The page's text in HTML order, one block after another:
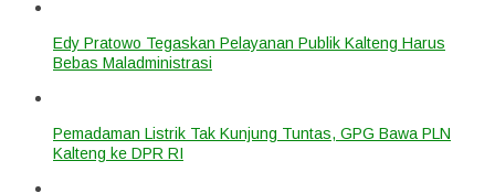
Edy Pratowo Tegaskan Pelayanan Publik Kalteng Harus
Bebas Maladministrasi
Pemadaman Listrik Tak Kunjung Tuntas, GPG Bawa PLN
Kalteng ke DPR RI